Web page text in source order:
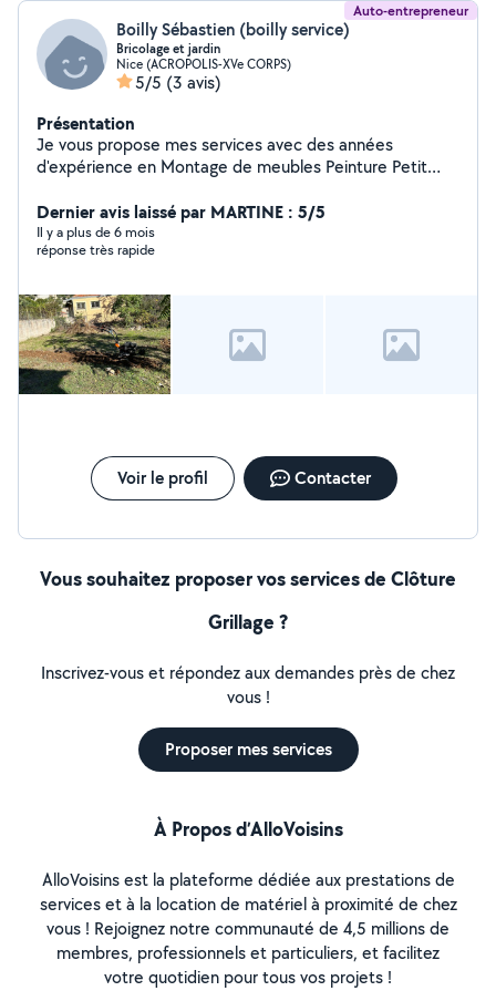
Auto-entrepreneur
Boilly Sébastien (boilly service)
Bricolage et jardin
Nice (ACROPOLIS-XVe CORPS)
5/5 (3 avis)
Présentation
Je vous propose mes services avec des années
d'expérience en Montage de meubles Peinture Petit
etc Pour plus de renseignements je vous laisse me
contacter
Dernier avis laissé par MARTINE : 5/5
Il y a plus de 6 mois
réponse très rapide
Voir le profil Contacter
Vous souhaitez proposer vos services de Clôture
Grillage ?
Inscrivez-vous et répondez aux demandes près de chez
vous !
Proposer mes services
À Propos d’AlloVoisins
AlloVoisins est la plateforme dédiée aux prestations de
services et à la location de matériel à proximité de chez
vous ! Rejoignez notre communauté de 4,5 millions de
membres, professionnels et particuliers, et facilitez
votre quotidien pour tous vos projets !